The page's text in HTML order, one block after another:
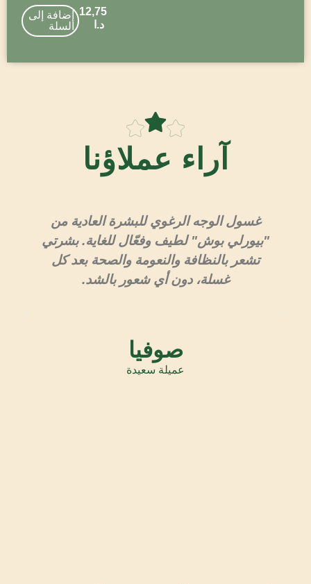
12,75
د.ا
إضافة إلى
السلة
آراء عملاؤنا
غسول الوجه الرغوي للبشرة العادية من
"بيورلي بوش" لطيف وفعّال للغاية. بشرتي
تشعر بالنظافة والنعومة والصحة بعد كل
غسلة، دون أي شعور بالشد.
صوفيا
عميلة سعيدة